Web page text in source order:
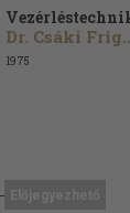
Dr.
1975